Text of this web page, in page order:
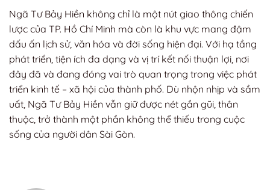
Ngã Tư Bảy Hiền không chỉ là một nút giao thông chiến
lược của TP. Hồ Chí Minh mà còn là khu vực mang đậm
dấu ấn lịch sử, văn hóa và đời sống hiện đại. Với hạ tầng
phát triển, tiện ích đa dạng và vị trí kết nối thuận lợi, nơi
đây đã và đang đóng vai trò quan trọng trong việc phát
triển kinh tế – xã hội của thành phố. Dù nhộn nhịp và sầm
uất, Ngã Tư Bảy Hiền vẫn giữ được nét gần gũi, thân
thuộc, trở thành một phần không thể thiếu trong cuộc
sống của người dân Sài Gòn.